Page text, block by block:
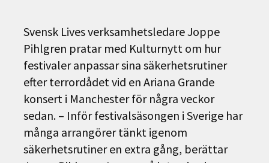
Svensk Lives verksamhetsledare Joppe
Pihlgren pratar med Kulturnytt om hur
festivaler anpassar sina säkerhetsrutiner
efter terrordådet vid en Ariana Grande
konsert i Manchester för några veckor
sedan. – Inför festivalsäsongen i Sverige har
många arrangörer tänkt igenom
säkerhetsrutiner en extra gång, berättar